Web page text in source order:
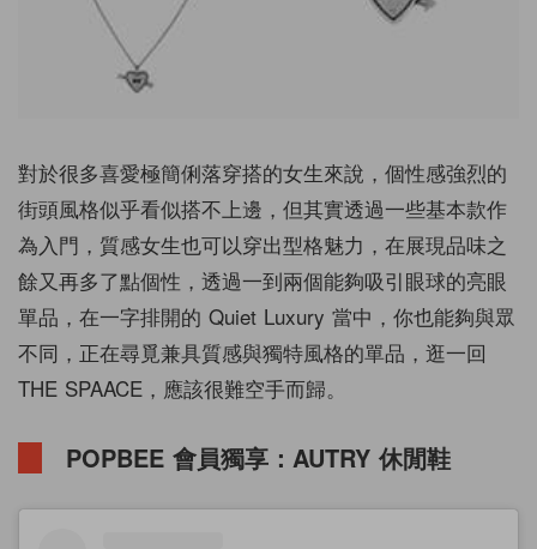
對於很多喜愛極簡俐落穿搭的女生來說，個性感強烈的
街頭風格似乎看似搭不上邊，但其實透過一些基本款作
為入門， 質感女生也可以穿出型格魅力，在展現品味之
餘又再多了點個性，透過一到兩個能夠吸引眼球的亮眼
單品，在一字排開的 Quiet Luxury 當中，你也能夠與眾
不同，正在尋覓兼具質感與獨特風格的單品，逛一回
THE SPAACE，應該很難空手而歸。
POPBEE 會員獨享：AUTRY 休閒鞋